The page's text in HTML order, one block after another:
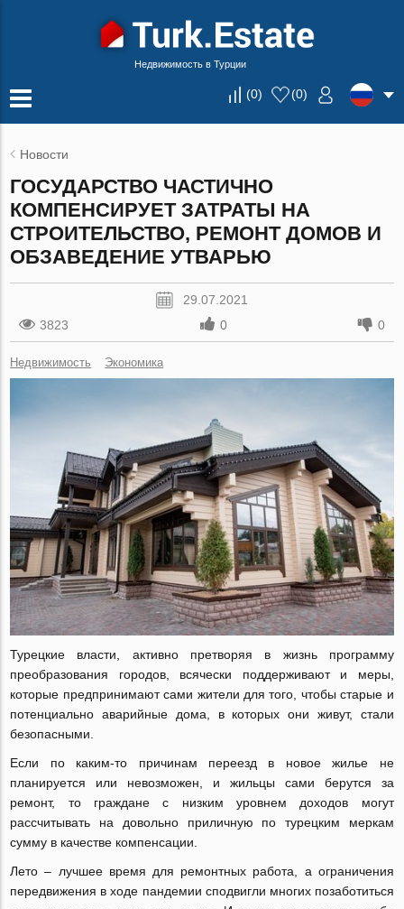
Недвижимость в Турции
(0) (0)
Новости
ГОСУДАРСТВО ЧАСТИЧНО
КОМПЕНСИРУЕТ ЗАТРАТЫ НА
СТРОИТЕЛЬСТВО, РЕМОНТ ДОМОВ И
ОБЗАВЕДЕНИЕ УТВАРЬЮ
29.07.2021
3823
0 0
Недвижимость Экономика
Турецкие власти, активно претворяя в жизнь программу
преобразования городов, всячески поддерживают и меры,
которые предпринимают сами жители для того, чтобы старые и
потенциально аварийные дома, в которых они живут, стали
безопасными.
Если по каким-то причинам переезд в новое жилье не
планируется или невозможен, и жильцы сами берутся за
ремонт, то граждане с низким уровнем доходов могут
рассчитывать на довольно приличную по турецким меркам
сумму в качестве компенсации.
Лето – лучшее время для ремонтных работа, а ограничения
передвижения в ходе пандемии сподвигли многих позаботиться